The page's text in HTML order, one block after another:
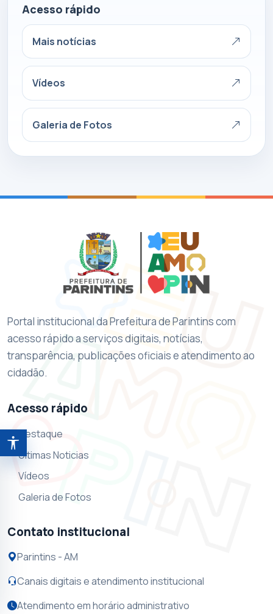
Abrir ferramentas de acessibilidade
Acesso rápido
Mais notícias
Vídeos
Galeria de Fotos
Portal institucional da Prefeitura de Parintins com
acesso rápido a serviços digitais, notícias,
transparência, publicações oficiais e atendimento ao
cidadão.
Acesso rápido
Destaque
Ultimas Noticias
Vídeos
Galeria de Fotos
Contato institucional
Parintins - AM
Canais digitais e atendimento institucional
Atendimento em horário administrativo